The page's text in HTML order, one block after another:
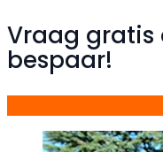
Vraag gratis
bespaar!